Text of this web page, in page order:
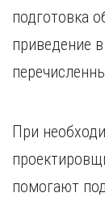
подготовка
приведение
При
помогают